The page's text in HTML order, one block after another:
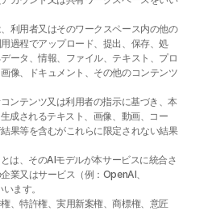
利用者又はそのワークスペース内の他の
過程でアップロード、提出、保存、処
ータ、情報、ファイル、テキスト、プロ
像、ドキュメント、その他のコンテンツ
ンテンツ又は利用者の指示に基づき、本
成されるテキスト、画像、動画、コー
果等を含むがこれらに限定されない結果
は、そのAIモデルが本サービスに統合さ
業又はサービス（例：OpenAI、
ます。
、特許権、実用新案権、商標権、意匠